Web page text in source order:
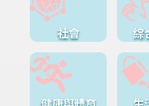
社會 綜